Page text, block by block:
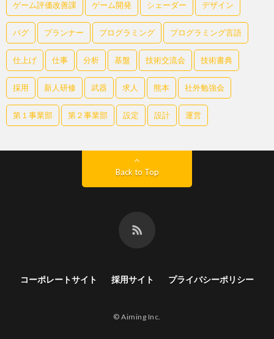
ゲーム評価改善課 ゲーム開発 シェーダー デザイン
バグ プランナー プログラミング プログラミング言語
仕上げ 仕事 分析 基盤 技術交流会 技術書典
採用 新人研修 武器 求人 熊本 社外勉強会
第１事業部 第２事業部 設定 設計 運営
Back to Top
コーポレートサイト 採用サイト プライバシーポリシー
© Aiming Inc.